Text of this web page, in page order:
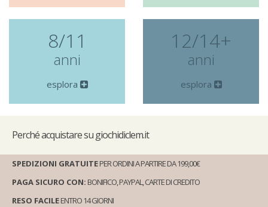
8/11
anni
esplora
12/14+
anni
esplora
Perchéacquistare su giochidiclem.it
SPEDIZIONI GRATUITEPER ORDINI A PARTIRE DA 199,00€
PAGA SICURO CON: BONIFICO, PAYPAL, CARTE DI CREDITO
RESO FACILEENTRO 14 GIORNI